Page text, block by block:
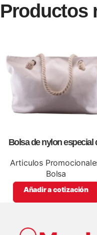
Productos
Bolsa de nylon especial
con impresión full
Articulos
Bolsa
Añadir a cotización